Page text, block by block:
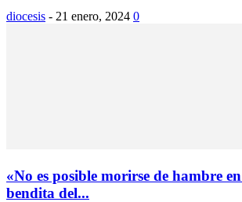
diocesis - 21 enero, 2024 0
«No es posible morirse de hambre
bendita del...